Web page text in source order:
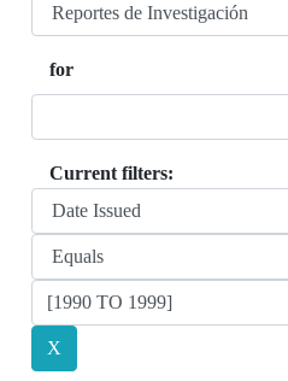
for
Current filters: